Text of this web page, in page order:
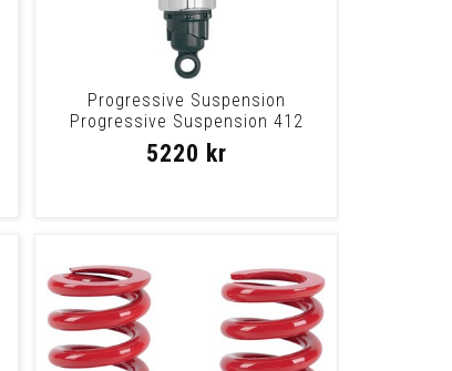
Progressive Suspension
Progressive Suspension 412
Series Heavy Duty Du
5220 kr